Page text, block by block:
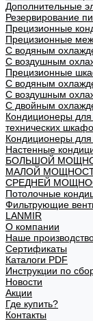
Дополнительные
Резервирование
Прецизионные
Прецизионные
С водяным
С воздушным
Прецизионные
С водяным
С воздушным
С двойным
Кондиционеры
технических
Кондиционеры
Настенные
БОЛЬШОЙ
МАЛОЙ
СРЕДНЕЙ
Потолочные
Фильтрующие
LANMIR
О компании
Наше
Сертификаты
Каталоги PDF
Инструкции по
Новости
Акции
Где купить?
Контакты